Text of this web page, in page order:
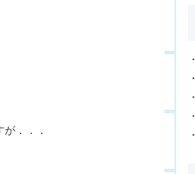
．．．
・
・
・
・
・